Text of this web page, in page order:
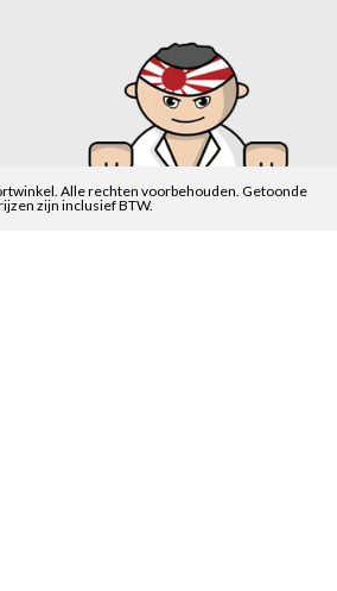
Alle rechten voorbehouden. Getoonde
zijn inclusief BTW.